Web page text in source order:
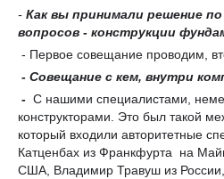
- Как вы принимали решение
вопросов - конструкции
- Первое совещание проводим,
- Совещание с кем, внутри
- С нашими специалистами,
конструкторами. Это был такой
который входили авторитетные
Катценбах из Франкфурта на
США, Владимир Травуш из